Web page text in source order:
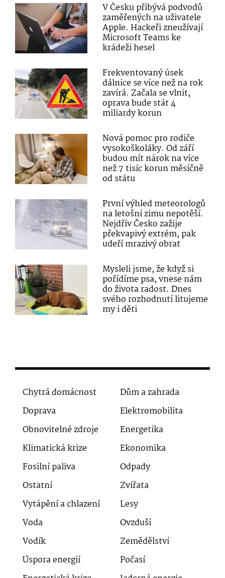
V Česku přibývá podvodů
zaměřených na uživatele
Apple. Hackeři zneužívají
Microsoft Teams ke
krádeži hesel
Frekventovaný úsek
dálnice se více než na rok
zavírá. Začala se vlnit,
oprava bude stát 4
miliardy korun
Nová pomoc pro rodiče
vysokoškoláky. Od září
budou mít nárok na více
než 7 tisíc korun měsíčně
od státu
První výhled meteorologů
na letošní zimu nepotěší.
Nejdřív Česko zažije
překvapivý extrém, pak
udeří mrazivý obrat
Mysleli jsme, že když si
pořídíme psa, vnese nám
do života radost. Dnes
svého rozhodnutí litujeme
my i děti
Chytrá domácnost
Dům a zahrada
Doprava
Elektromobilita
Obnovitelné zdroje
Energetika
Klimatická krize
Ekonomika
Fosilní paliva
Odpady
Ostatní
Zvířata
Vytápění a chlazení
Lesy
Voda
Ovzduší
Vodík
Zemědělství
Úspora energií
Počasí